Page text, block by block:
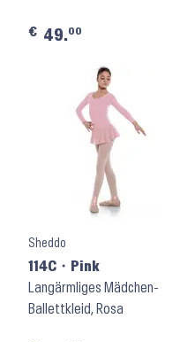
€ 49.00
Sheddo
114C ⬝ Pink
Langärmliges Mädchen-
Ballettkleid, Rosa